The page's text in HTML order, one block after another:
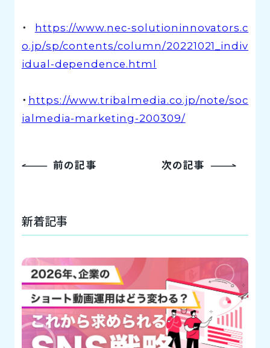
・ https://www.nec-solutioninnovators.c
o.jp/sp/contents/column/20221021_indiv
idual-dependence.html
・ https://www.tribalmedia.co.jp/note/soc
ialmedia-marketing-200309/
前の記事 次の記事
新着記事